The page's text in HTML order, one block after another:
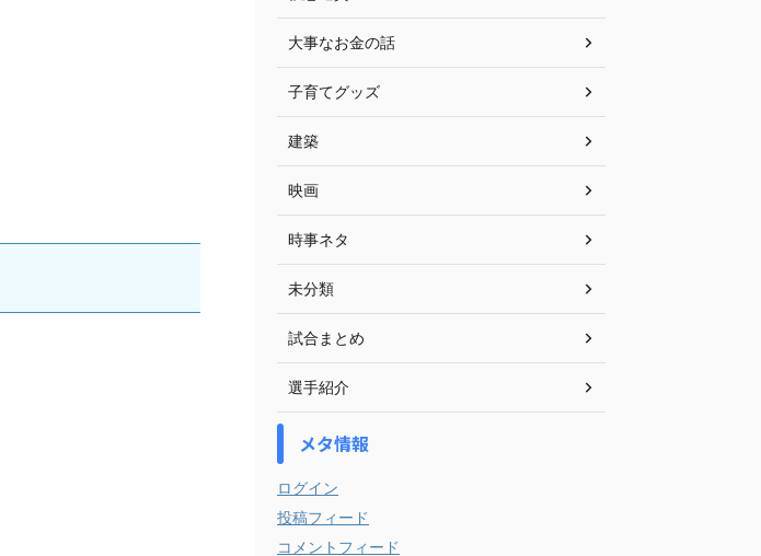
大事なお金の話
子育てグッズ
建築
映画
時事ネタ
未分類
試合まとめ
選手紹介
メタ情報
ログイン
投稿フィード
コメントフィード